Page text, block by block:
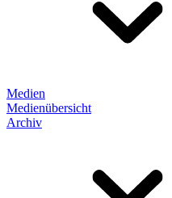
Medien
Medienübersicht
Archiv